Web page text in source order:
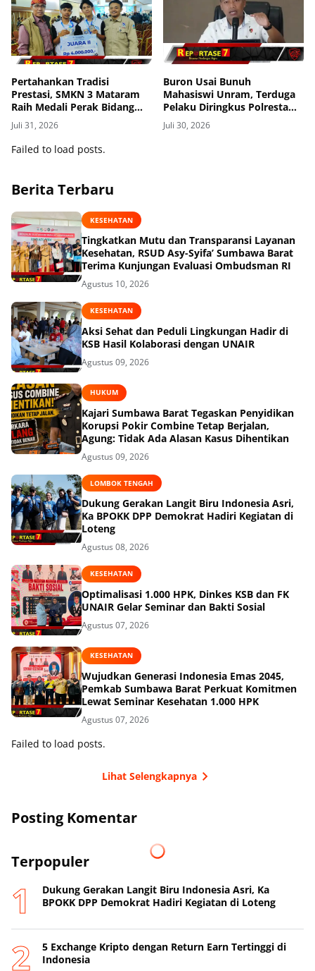
Pertahankan Tradisi
Prestasi, SMKN 3 Mataram
Raih Medali Perak Bidang
Robotics di LKS Tingkat
Provinsi 2026
Juli 31, 2026
Buron Usai Bunuh
Mahasiswi Unram, Terduga
Pelaku Diringkus Polresta
Mataram di Gomong
Juli 30, 2026
Failed to load posts.
Berita Terbaru
KESEHATAN
Tingkatkan Mutu dan Transparansi Layanan
Kesehatan, RSUD Asy-Syifa’ Sumbawa Barat
Terima Kunjungan Evaluasi Ombudsman RI
Agustus 10, 2026
KESEHATAN
Aksi Sehat dan Peduli Lingkungan Hadir di
KSB Hasil Kolaborasi dengan UNAIR
Agustus 09, 2026
HUKUM
Kajari Sumbawa Barat Tegaskan Penyidikan
Korupsi Pokir Combine Tetap Berjalan,
Agung: Tidak Ada Alasan Kasus Dihentikan
Agustus 09, 2026
LOMBOK TENGAH
Dukung Gerakan Langit Biru Indonesia Asri,
Ka BPOKK DPP Demokrat Hadiri Kegiatan di
Loteng
Agustus 08, 2026
KESEHATAN
Optimalisasi 1.000 HPK, Dinkes KSB dan FK
UNAIR Gelar Seminar dan Bakti Sosial
Agustus 07, 2026
KESEHATAN
Wujudkan Generasi Indonesia Emas 2045,
Pemkab Sumbawa Barat Perkuat Komitmen
Lewat Seminar Kesehatan 1.000 HPK
Agustus 07, 2026
Failed to load posts.
Lihat Selengkapnya
Posting Komentar
Terpopuler
Dukung Gerakan Langit Biru Indonesia Asri, Ka
BPOKK DPP Demokrat Hadiri Kegiatan di Loteng
5 Exchange Kripto dengan Return Earn Tertinggi di
Indonesia